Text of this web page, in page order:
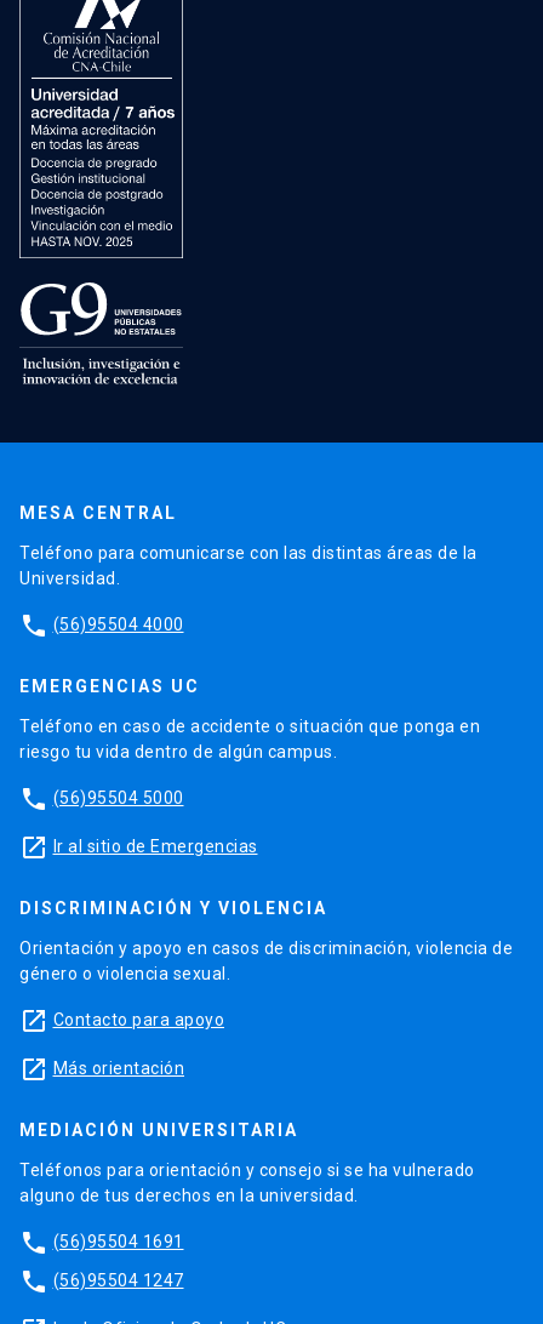
MESA CENTRAL
Teléfono para comunicarse con las distintas áreas de la
Universidad.
phone (56)95504 4000
EMERGENCIAS UC
Teléfono en caso de accidente o situación que ponga en
riesgo tu vida dentro de algún campus.
phone (56)95504 5000
launch Ir al sitio de Emergencias
DISCRIMINACIÓN Y VIOLENCIA
Orientación y apoyo en casos de discriminación, violencia de
género o violencia sexual.
launch Contacto para apoyo
launch Más orientación
MEDIACIÓN UNIVERSITARIA
Teléfonos para orientación y consejo si se ha vulnerado
alguno de tus derechos en la universidad.
phone (56)95504 1691
phone (56)95504 1247